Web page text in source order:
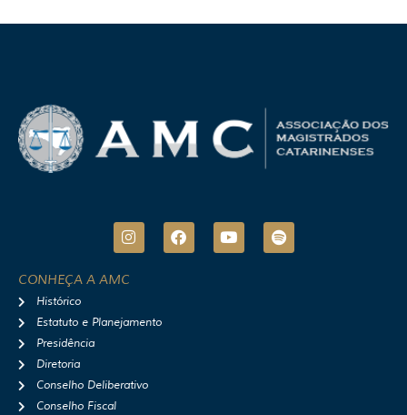
I
n
s
t
a
r
F
a
c
Y
o
u
S
p
o
CONHEÇA A AMC
Histórico
Estatuto e Planejamento
Presidência
Diretoria
Conselho Deliberativo
Conselho Fiscal